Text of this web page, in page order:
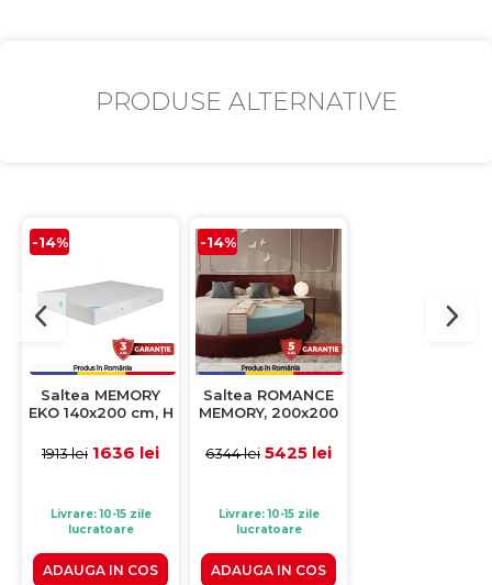
PRODUSE ALTERNATIVE
-14%
Saltea MEMORY
EKO 140x200 cm, H
memorie
1913 lei 1636 lei
Livrare: 10-15 zile
lucratoare
ADAUGA IN COS
-14%
Saltea ROMANCE
MEMORY, 200x200
6344 lei 5425 lei
Livrare: 10-15 zile
lucratoare
ADAUGA IN COS